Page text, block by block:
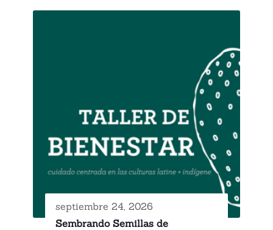
septiembre 24, 2026
Sembrando Semillas de